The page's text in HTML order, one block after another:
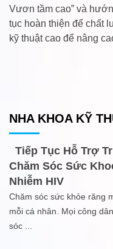
Vươn tầm cao” và
tục hoàn thiện để chất
kỹ thuật cao để nâng
NHA KHOA KỸ
Tiếp Tục Hỗ Trợ
Chăm Sóc Sức
Nhiễm HIV
Chăm sóc sức khỏe răng
mỗi cá nhân. Mọi công
sóc